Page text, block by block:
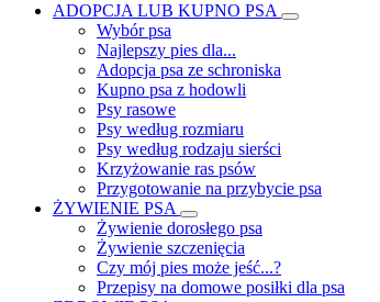
ADOPCJA LUB KUPNO PSA
Wybór psa
Najlepszy pies dla...
Adopcja psa ze schroniska
Kupno psa z hodowli
Psy rasowe
Psy według rozmiaru
Psy według rodzaju sierści
Krzyżowanie ras psów
Przygotowanie na przybycie psa
ŻYWIENIE PSA
Żywienie dorosłego psa
Żywienie szczenięcia
Czy mój pies może jeść...?
Przepisy na domowe posiłki dla psa